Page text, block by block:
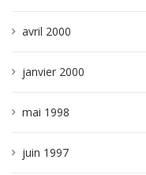
avril 2000
janvier 2000
mai 1998
juin 1997